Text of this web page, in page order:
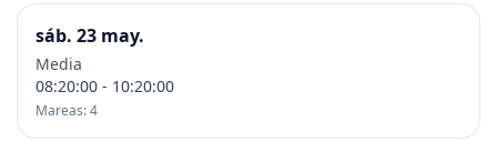
sáb. 23 may.
Media
08:20:00 - 10:20:00
Mareas: 4